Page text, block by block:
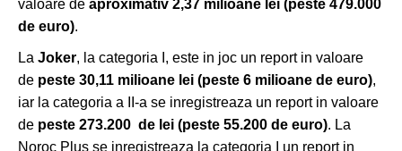
valoare de aproximativ 2,37 milioane lei (peste 479.000
de euro).
La Joker, la categoria I, este in joc un report in valoare
de peste 30,11 milioane lei (peste 6 milioane de euro),
iar la categoria a II-a se inregistreaza un report in valoare
de peste 273.200 de lei (peste 55.200 de euro). La
Noroc Plus se inregistreaza la categoria I un report in